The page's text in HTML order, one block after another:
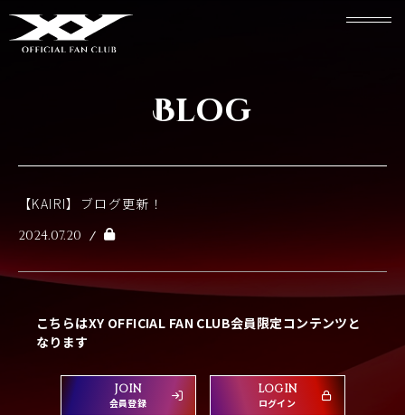
Blog
【KAIRI】ブログ更新！
2024.07.20
こちらはXY OFFICIAL FAN CLUB会員限定コンテンツと
なります
JOIN
会員登録
LOGIN
ログイン